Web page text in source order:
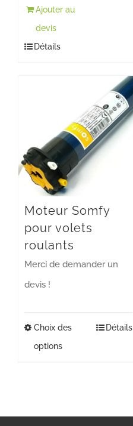
Ajouter au
devis
Détails
Moteur Somfy
pour volets
roulants
Merci de demander un
devis !
Choix des
options
Détails